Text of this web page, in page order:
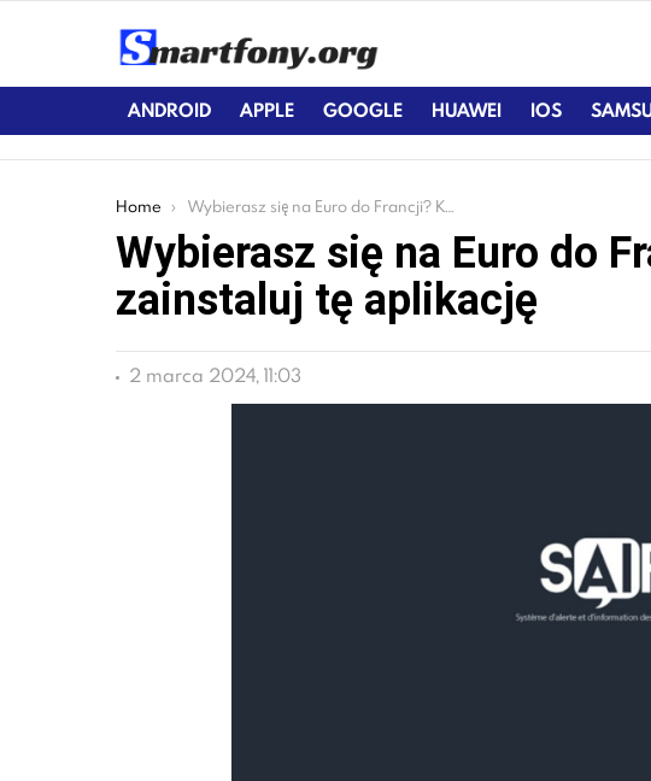
ANDROID APPLE GOOGLE HUAWEI IOS
You are here:
Home Wybierasz się na Euro do Francji? Koniecznie zainstaluj tę aplikację
Wybierasz się na Euro do
zainstaluj tę aplikację
2 marca 2024, 11:03